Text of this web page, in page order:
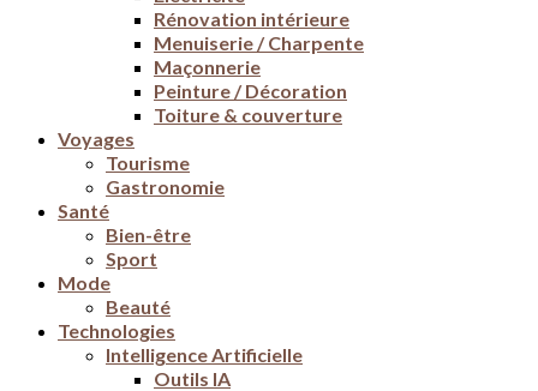
Rénovation intérieure
Menuiserie / Charpente
Maçonnerie
Peinture / Décoration
Toiture & couverture
Voyages
Tourisme
Gastronomie
Santé
Bien-être
Sport
Mode
Beauté
Technologies
Intelligence Artificielle
Outils IA